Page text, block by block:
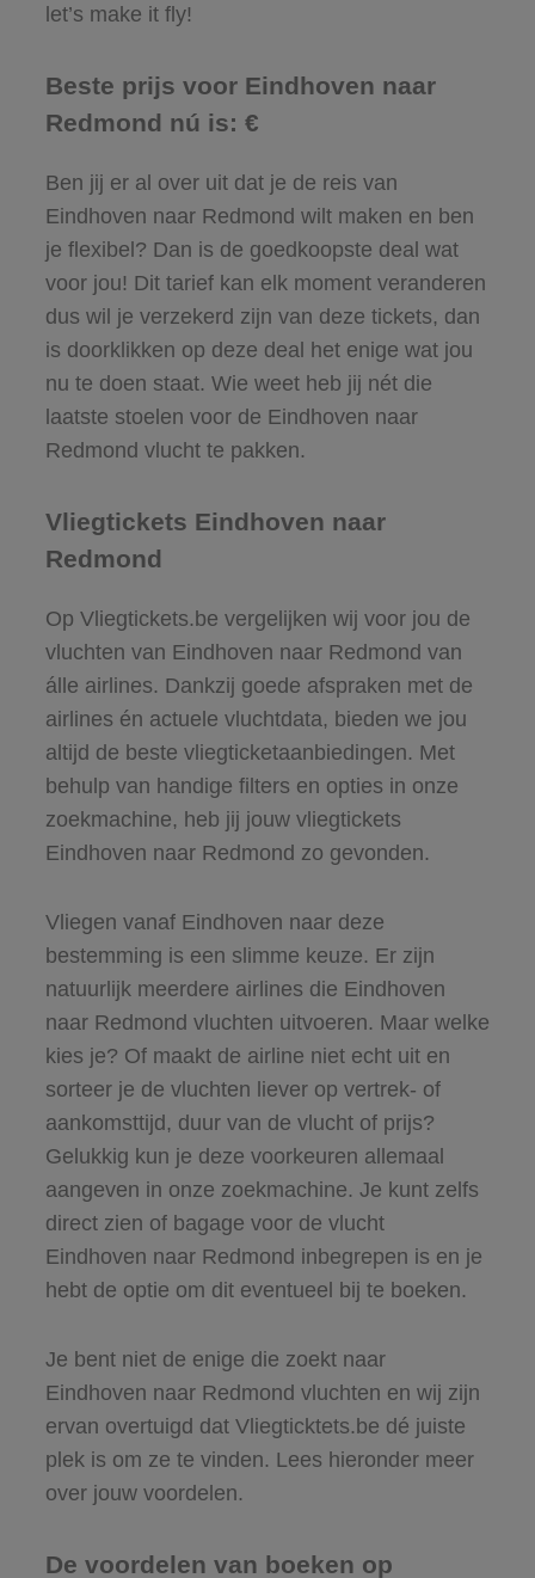
let’s make it fly!
Beste prijs voor Eindhoven naar
Redmond nú is: €
Ben jij er al over uit dat je de reis van
Eindhoven naar Redmond wilt maken en ben
je flexibel? Dan is de goedkoopste deal wat
voor jou! Dit tarief kan elk moment veranderen
dus wil je verzekerd zijn van deze tickets, dan
is doorklikken op deze deal het enige wat jou
nu te doen staat. Wie weet heb jij nét die
laatste stoelen voor de Eindhoven naar
Redmond vlucht te pakken.
Vliegtickets Eindhoven naar
Redmond
Op Vliegtickets.be vergelijken wij voor jou de
vluchten van Eindhoven naar Redmond van
álle airlines. Dankzij goede afspraken met de
airlines én actuele vluchtdata, bieden we jou
altijd de beste vliegticketaanbiedingen. Met
behulp van handige filters en opties in onze
zoekmachine, heb jij jouw vliegtickets
Eindhoven naar Redmond zo gevonden.
Vliegen vanaf Eindhoven naar deze
bestemming is een slimme keuze. Er zijn
natuurlijk meerdere airlines die Eindhoven
naar Redmond vluchten uitvoeren. Maar welke
kies je? Of maakt de airline niet echt uit en
sorteer je de vluchten liever op vertrek- of
aankomsttijd, duur van de vlucht of prijs?
Gelukkig kun je deze voorkeuren allemaal
aangeven in onze zoekmachine. Je kunt zelfs
direct zien of bagage voor de vlucht
Eindhoven naar Redmond inbegrepen is en je
hebt de optie om dit eventueel bij te boeken.
Je bent niet de enige die zoekt naar
Eindhoven naar Redmond vluchten en wij zijn
ervan overtuigd dat Vliegticktets.be dé juiste
plek is om ze te vinden. Lees hieronder meer
over jouw voordelen.
De voordelen van boeken op